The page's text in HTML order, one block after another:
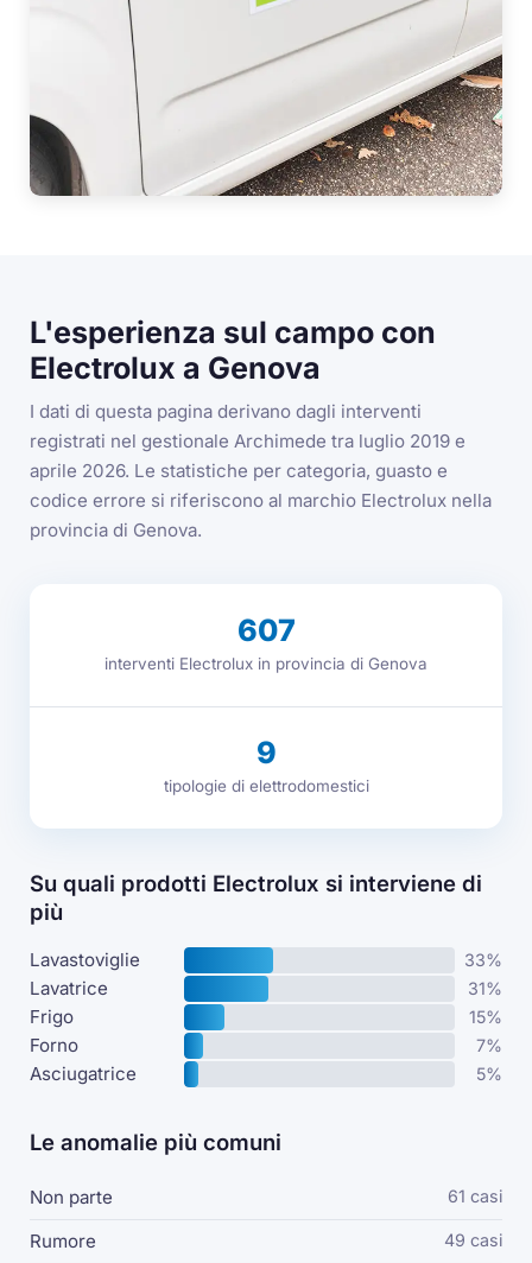
L'esperienza sul campo con
Electrolux a Genova
I dati di questa pagina derivano dagli interventi
registrati nel gestionale Archimede tra luglio 2019 e
aprile 2026. Le statistiche per categoria, guasto e
codice errore si riferiscono al marchio Electrolux nella
provincia di Genova.
607
interventi Electrolux in provincia di Genova
9
tipologie di elettrodomestici
Su quali prodotti Electrolux si interviene di
più
Lavastoviglie 33%
Lavatrice 31%
Frigo 15%
Forno 7%
Asciugatrice 5%
Le anomalie più comuni
Non parte 61 casi
Rumore 49 casi